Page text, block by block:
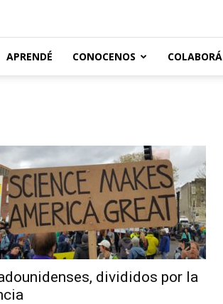
APRENDÉ CONOCENOS COLABORÁ
divididos por la